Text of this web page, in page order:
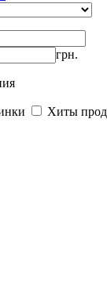
грн.
Хиты